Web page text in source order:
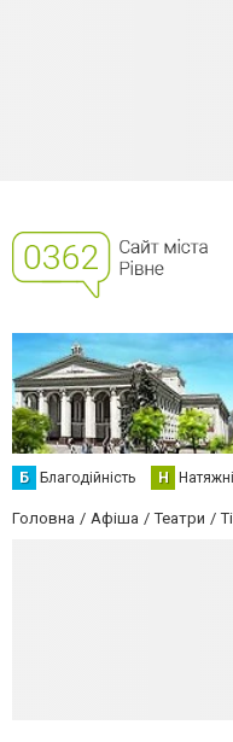
Б Благодійність Н
Головна Афіша Театри